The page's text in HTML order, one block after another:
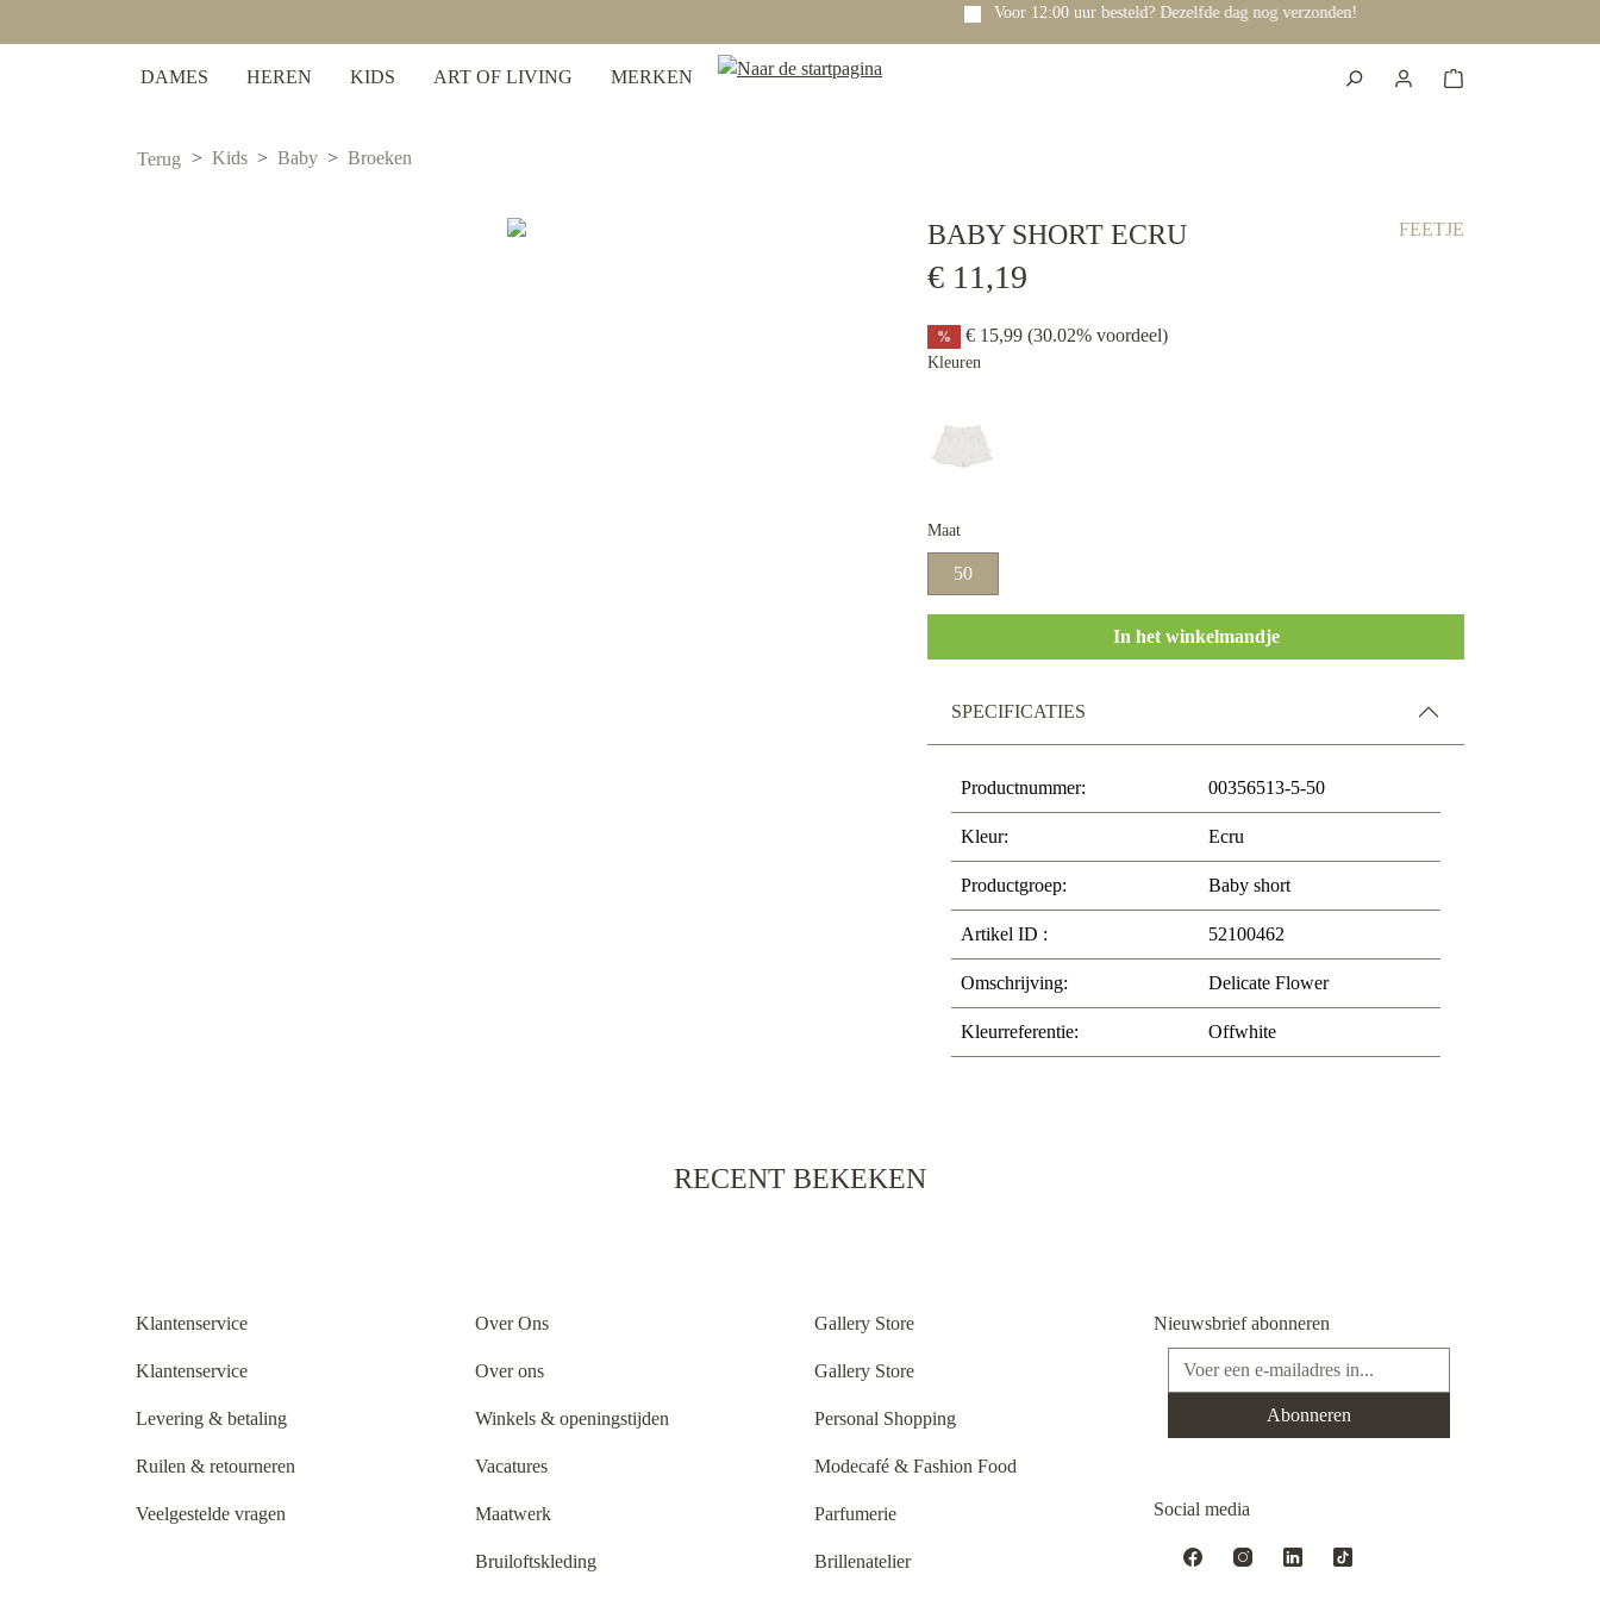
Voor 12:00 uur besteld? Dezelfde dag nog verzonden!
DAMES HEREN KIDS ART OF LIVING MERKEN
Terug Kids Baby Broeken
BABY SHORT ECRU FEETJE
€ 11,19
% € 15,99 (30.02% voordeel)
Kleuren
Maat
50
In het winkelmandje
SPECIFICATIES
Productnummer: 00356513-5-50
Kleur: Ecru
Productgroep: Baby short
Artikel ID : 52100462
Omschrijving: Delicate Flower
Kleurreferentie: Offwhite
RECENT BEKEKEN
Klantenservice
Klantenservice
Levering & betaling
Ruilen & retourneren
Veelgestelde vragen
Over Ons
Over ons
Winkels & openingstijden
Vacatures
Maatwerk
Bruiloftskleding
Gallery Store
Gallery Store
Personal Shopping
Modecafé & Fashion Food
Parfumerie
Brillenatelier
Nieuwsbrief abonneren
E-mailadres*
Abonneren
Social media